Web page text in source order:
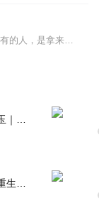
不是每个人，都适合和你白头到老。有的人，是拿来成长的；有的人，是拿来一起生活的；有的人，是拿来一辈子怀念的。有时候不是不信任你，只是因为我比...